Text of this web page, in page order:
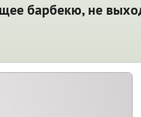
барбекю, не